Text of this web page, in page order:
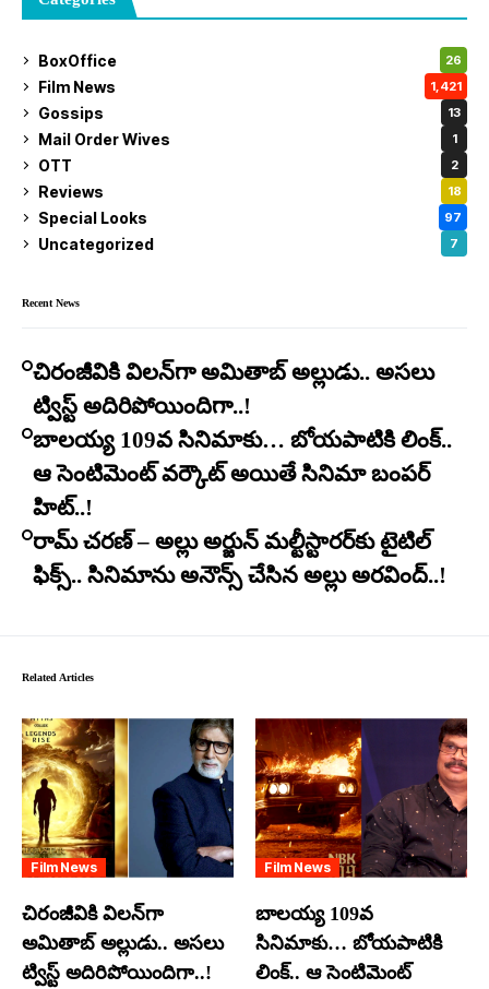
BoxOffice 26
Film News 1,421
Gossips 13
Mail Order Wives 1
OTT 2
Reviews 18
Special Looks 97
Uncategorized 7
Recent News
చిరంజీవికి విలన్‌గా అమితాబ్ అల్లుడు.. అసలు
ట్విస్ట్ అదిరిపోయిందిగా..!
బాలయ్య 109వ సినిమాకు… బోయపాటికి లింక్..
ఆ సెంటిమెంట్ వర్కౌట్ అయితే సినిమా బంపర్
హిట్..!
రామ్ చరణ్ – అల్లు అర్జున్ మల్టీస్టారర్​కు టైటిల్
ఫిక్స్.. సినిమాను అనౌన్స్ చేసిన అల్లు అరవింద్..!
Related Articles
Film News
చిరంజీవికి విలన్‌గా
అమితాబ్ అల్లుడు.. అసలు
ట్విస్ట్ అదిరిపోయిందిగా..!
Film News
బాలయ్య 109వ
సినిమాకు… బోయపాటికి
లింక్.. ఆ సెంటిమెంట్